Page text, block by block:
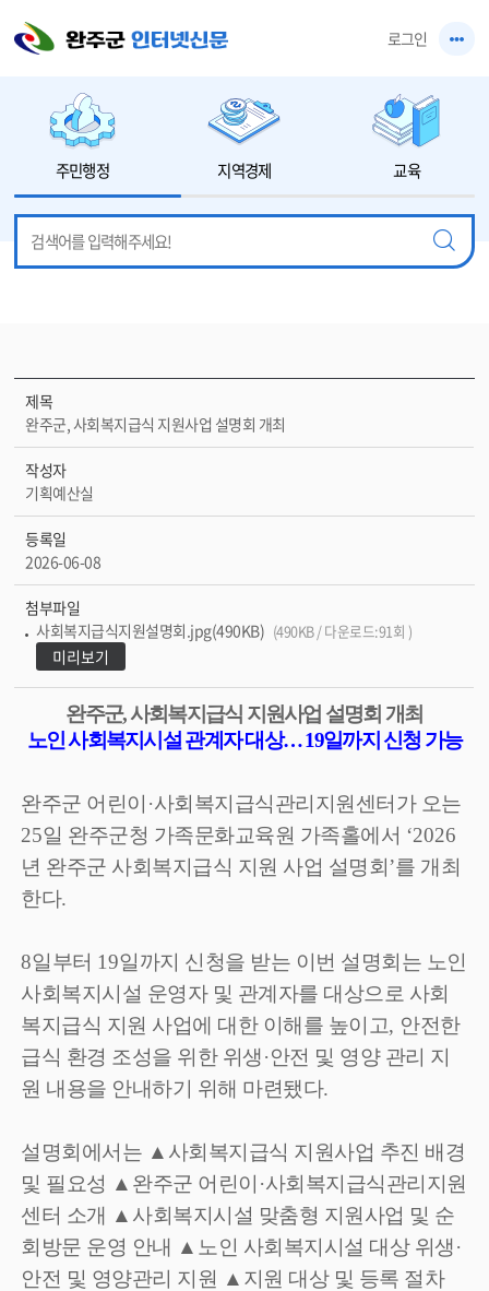
로그인
주민행정 지역경제 교육
제목
완주군, 사회복지급식 지원사업 설명회 개최
작성자
기획예산실
등록일
2026-06-08
첨부파일
사회복지급식지원설명회.jpg(490KB) (490KB / 다운로드:91회 )
미리보기
완주군,사회복지급식 지원사업 설명회 개최
노인 사회복지시설 관계자 대상…19일까지 신청 가능
완주군 어린이 ·사회복지급식관리지원센터가 오는
25일 완주군청 가족문화교육원 가족홀에서 ‘2026
년 완주군 사회복지급식 지원 사업 설명회’를 개최
한다.
8일부터 19일까지 신청을 받는 이번 설명회는 노인
사회복지시설 운영자 및 관계자를 대상으로 사회
복지급식 지원 사업에 대한 이해를 높이고, 안전한
급식 환경 조성을 위한 위생·안전 및 영양 관리 지
원 내용을 안내하기 위해 마련됐다.
설명회에서는 ▲ 사회복지급식 지원사업 추진 배경
및 필요성 ▲ 완주군 어린이 ·사회복지급식관리지원
센터 소개 ▲ 사회복지시설 맞춤형 지원사업 및 순
회방문 운영 안내 ▲ 노인 사회복지시설 대상 위생·
안전 및 영양관리 지원 ▲ 지원 대상 및 등록 절차